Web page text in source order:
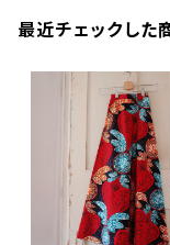
最近チェックした